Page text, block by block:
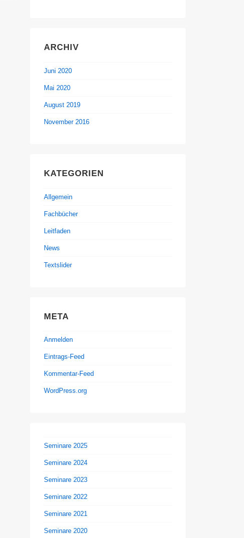
ARCHIV
Juni 2020
Mai 2020
August 2019
November 2016
KATEGORIEN
Allgemein
Fachbücher
Leitfaden
News
Textslider
META
Anmelden
Eintrags-Feed
Kommentar-Feed
WordPress.org
Seminare 2025
Seminare 2024
Seminare 2023
Seminare 2022
Seminare 2021
Seminare 2020